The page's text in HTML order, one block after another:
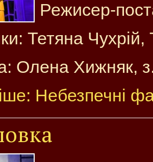
Режисер-
Тетяна
Олена Хижняк,
Небезпечні